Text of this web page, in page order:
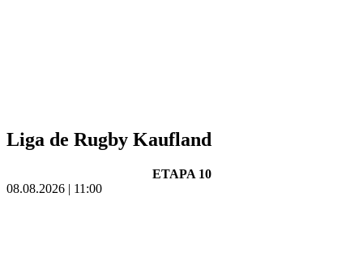
Liga de Rugby Kaufland
ETAPA 10
08.08.2026 | 11:00